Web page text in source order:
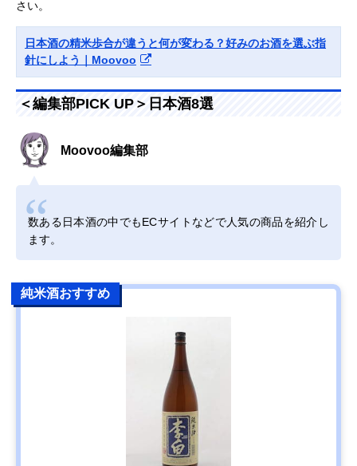
さい。
日本酒の精米歩合が違うと何が変わる？好みのお酒を選ぶ指
針にしよう｜Moovoo
＜編集部PICK UP＞日本酒8選
Moovoo編集部
数ある日本酒の中でもECサイトなどで人気の商品を紹介し
ます。
純米酒おすすめ